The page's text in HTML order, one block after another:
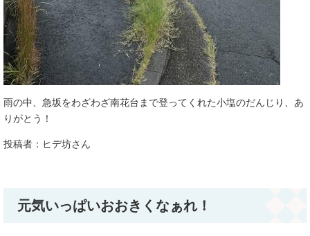
雨の中、急坂をわざわざ南花台まで登ってくれた小塩のだんじり、あ
りがとう！
投稿者：ヒデ坊さん​
元気いっぱいおおきくなぁれ！